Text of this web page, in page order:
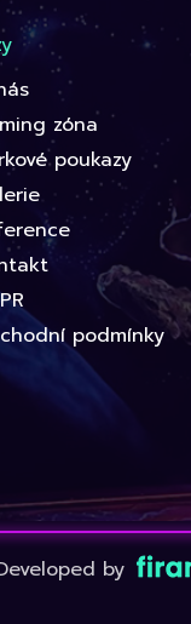
zóna
poukazy
podmínky
by